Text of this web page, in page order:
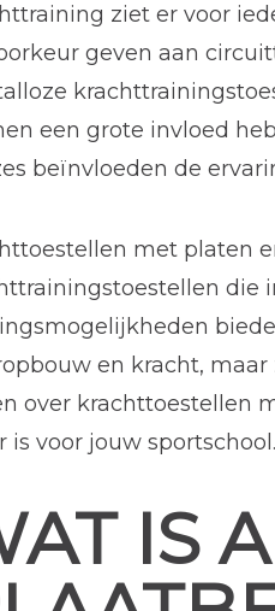
ziet er voor
geven aan
een grote invloed
beïnvloeden de
met platen
die
en kracht,
over krachttoestellen
is voor jouw sportschool.
IS